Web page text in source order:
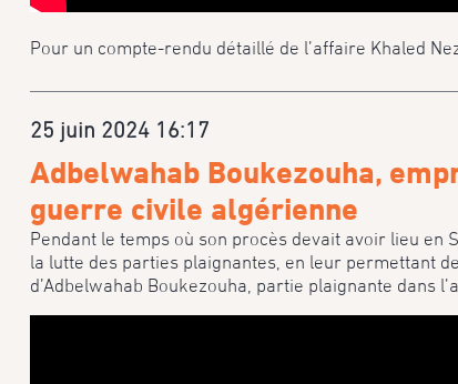
Pour un compte-rendu détaillé de l’affaire Khaled
25 juin 2024 16:17
Adbelwahab Boukezouha,
guerre civile algérienne
Pendant le temps où son procès devait avoir lieu en
la lutte des parties plaignantes, en leur permettant
d’Adbelwahab Boukezouha, partie plaignante dans